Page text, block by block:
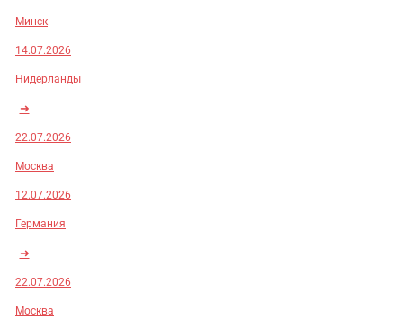
Минск
14.07.2026
Нидерланды
➜
22.07.2026
Москва
12.07.2026
Германия
➜
22.07.2026
Москва